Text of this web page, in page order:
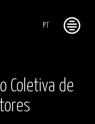
PT
Coletiva de